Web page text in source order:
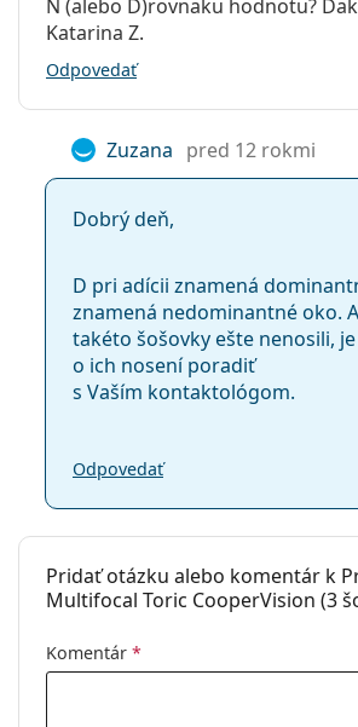
N (alebo D)rovnaku hodnotu?
Katarina Z.
Odpovedať
Zuzana pred 12 rokmi
Dobrý deň,
D pri adícii znamená
znamená nedominantné oko.
takéto šošovky ešte nenosili,
o ich nosení poradiť
s Vaším kontaktológom.
Odpovedať
Pridať otázku alebo komentár k
Multifocal Toric CooperVision (3
Komentár *